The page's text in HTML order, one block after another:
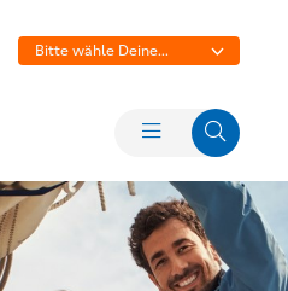
Bitte wähle Deine